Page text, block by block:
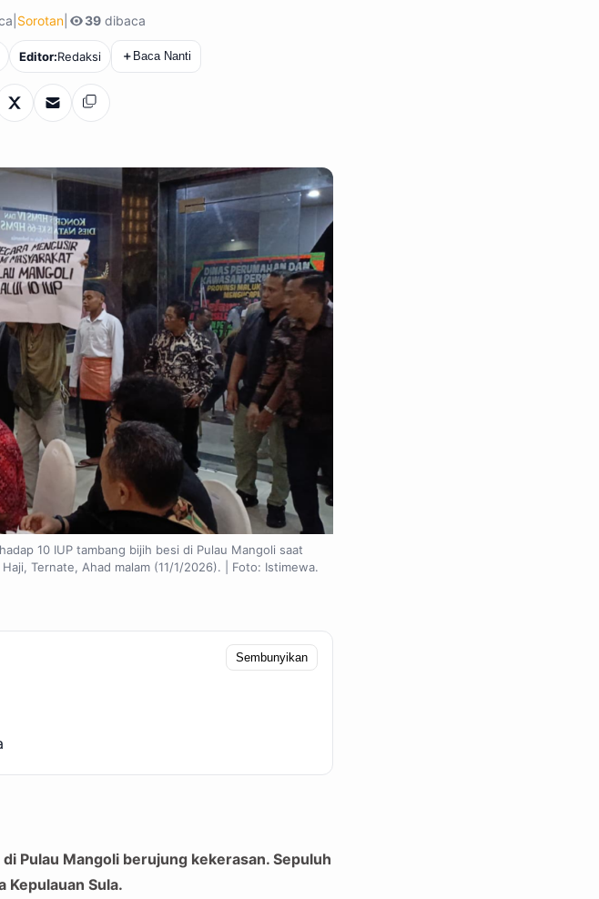
Sorotan 39 dibaca
Editor:Redaksi ＋ Baca Nanti
X EmailSalin
10 IUP tambang bijih besi di Pulau Mangoli saat
Ternate, Ahad malam (11/1/2026). | Foto: Istimewa.
Sembunyikan
Pulau Mangoli berujung kekerasan. Sepuluh
Kepulauan Sula.